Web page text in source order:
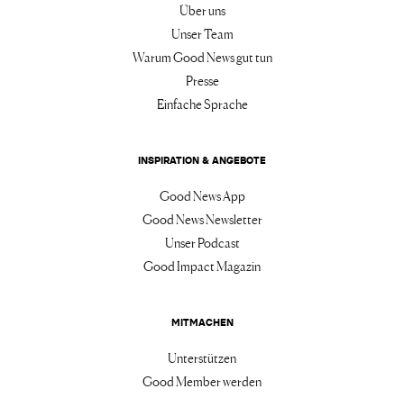
Über uns
Unser Team
Warum Good News gut tun
Presse
Einfache Sprache
INSPIRATION & ANGEBOTE
Good News App
Good News Newsletter
Unser Podcast
Good Impact Magazin
MITMACHEN
Unterstützen
Good Member werden